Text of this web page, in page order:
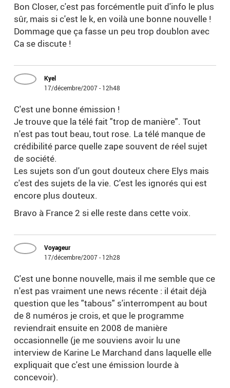
Bon Closer, c'est pas forcémentle puit d'info le plus
sûr, mais si c'est le k, en voilà une bonne nouvelle !
Dommage que ça fasse un peu trop doublon avec
Ca se discute !
Kyel
17/décembre/2007 - 12h48
C'est une bonne émission !
Je trouve que la télé fait "trop de manière". Tout
n'est pas tout beau, tout rose. La télé manque de
crédibilité parce quelle zape souvent de réel sujet
de société.
Les sujets son d'un gout douteux chere Elys mais
c'est des sujets de la vie. C'est les ignorés qui est
encore plus douteux.
Bravo à France 2 si elle reste dans cette voix.
Voyageur
17/décembre/2007 - 12h28
C'est une bonne nouvelle, mais il me semble que ce
n'est pas vraiment une news récente : il était déjà
question que les "tabous" s'interrompent au bout
de 8 numéros je crois, et que le programme
reviendrait ensuite en 2008 de manière
occasionnelle (je me souviens avoir lu une
interview de Karine Le Marchand dans laquelle elle
expliquait que c'est une émission lourde à
concevoir).